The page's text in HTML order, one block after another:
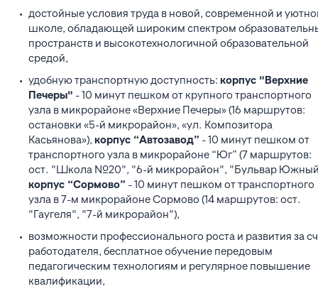
достойные условия труда в новой, современной и
школе, обладающей широким спектром
пространств и высокотехнологичной образовательной
средой,
удобную транспортную доступность: корпус "Верхние
Печеры" - 10 минут пешком от крупного транспортного
узла в микрорайоне «Верхние Печеры» (16 маршрутов:
остановки «5-й микрорайон», «ул. Композитора
Касьянова»), корпус “Автозавод” - 10 минут пешком от
транспортного узла в микрорайоне “Юг” (7 маршрутов:
ост. "Школа №20", "6-й микрорайон", "Бульвар
корпус “Сормово” - 10 минут пешком от транспортного
узла в 7-м микрорайоне Сормово (14 маршрутов: ост.
"Гаугеля", "7-й микрорайон"),
возможности профессионального роста и развития за
работодателя, бесплатное обучение передовым
педагогическим технологиям и регулярное повышение
квалификации,